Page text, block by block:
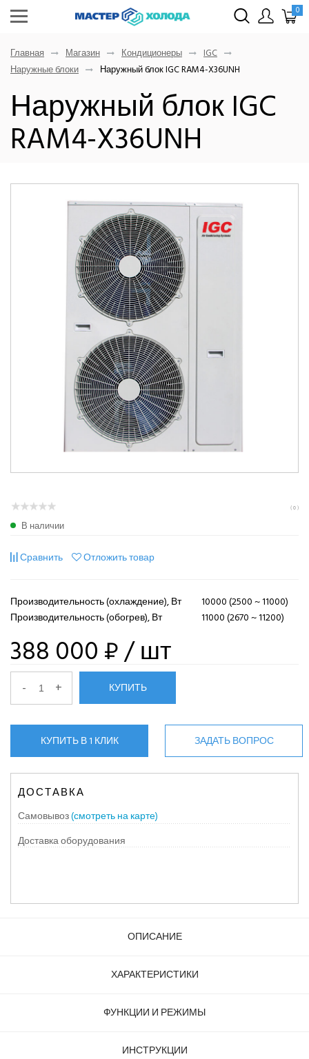
0
Главная Магазин Кондиционеры
IGC
Наружные блоки
Наружный блок IGC RAM4-X36UNH
Наружный блок IGC
RAM4-X36UNH
( 0 )
В наличии
Сравнить Отложить товар
Производительность (охлаждение), Вт
10000 (2500 ~ 11000)
Производительность (обогрев), Вт
11000 (2670 ~ 11200)
388 000 ₽/ шт
- + КУПИТЬ
КУПИТЬ В 1 КЛИК ЗАДАТЬ ВОПРОС
ДОСТАВКА
Самовывоз(смотреть на карте)
Доставка оборудования
ОПИСАНИЕ
ХАРАКТЕРИСТИКИ
ФУНКЦИИ И РЕЖИМЫ
ИНСТРУКЦИИ